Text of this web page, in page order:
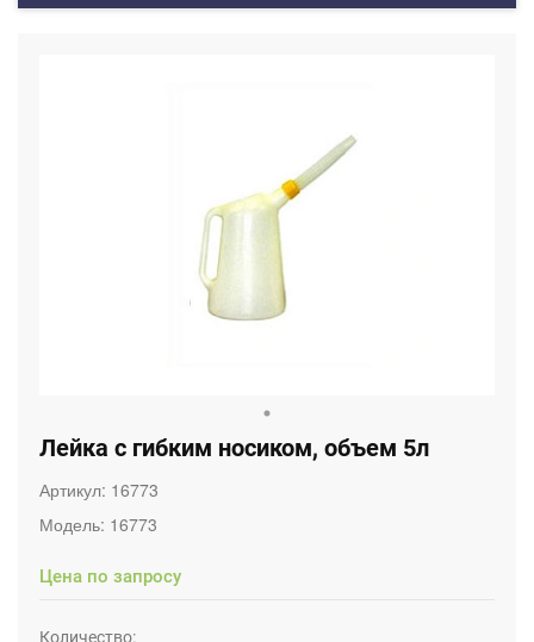
Лейка с гибким носиком, объем 5л
Артикул: 16773
Модель: 16773
Цена по запросу
Количество: